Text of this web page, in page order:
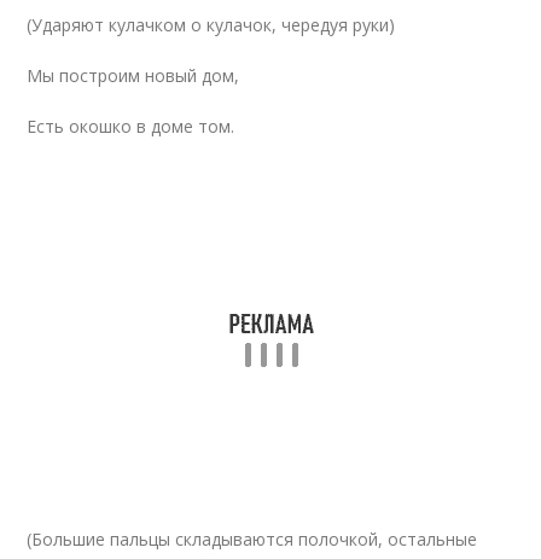
(Ударяют кулачком о кулачок, чередуя руки)
Мы построим новый дом,
Есть окошко в доме том.
(Большие пальцы складываются полочкой, остальные